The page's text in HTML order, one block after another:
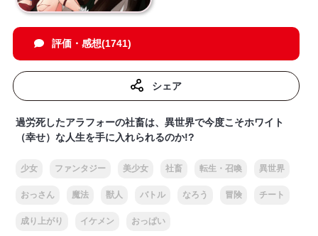
評価・感想(1741)
シェア
過労死したアラフォーの社畜は、異世界で今度こそホワイト
（幸せ）な人生を手に入れられるのか!?
少女 ファンタジー 美少女 社畜 転生・召喚 異世界
おっさん 魔法 獣人 バトル なろう 冒険 チート
成り上がり イケメン おっぱい